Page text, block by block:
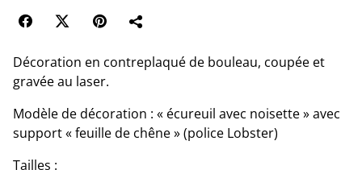
Décoration en contreplaqué de bouleau, coupée et
gravée au laser.
Modèle de décoration : « écureuil avec noisette » avec
support « feuille de chêne » (police Lobster)
Tailles :